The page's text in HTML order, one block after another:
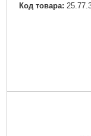
Код товара: